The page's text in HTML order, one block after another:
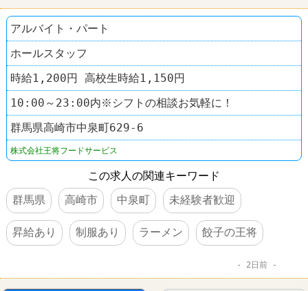
アルバイト・パート
ホールスタッフ
時給1,200円 高校生時給1,150円
10:00～23:00内※シフトの相談お気軽に！
群馬県高崎市中泉町629-6
株式会社王将フードサービス
この求人の関連キーワード
群馬県
高崎市 中泉町 未経験者歓迎
昇給あり 制服あり ラーメン 餃子の王将
2日前